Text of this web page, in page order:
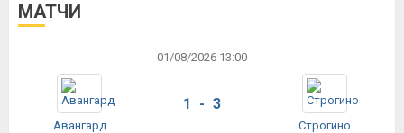
МАТЧИ
01/08/2026 13:00
Авангард
1 - 3
Строгино